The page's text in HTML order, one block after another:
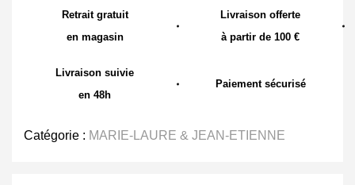
Retrait gratuit
en magasin
Livraison offerte
à partir de 100 €
Livraison suivie
en 48h
Paiement sécurisé
Catégorie : MARIE-LAURE & JEAN-ETIENNE